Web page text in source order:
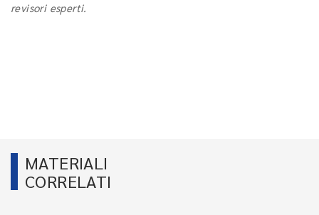
revisori esperti.
MATERIALI
CORRELATI